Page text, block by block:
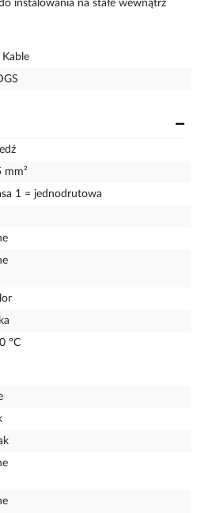
instalowania na stałe wewnątrz
Kable
mm²
1 = jednodrutowa
°C